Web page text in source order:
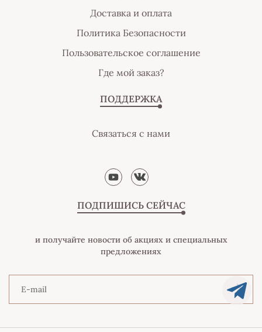
Доставка и оплата
Политика Безопасности
Пользовательское соглашение
Где мой заказ?
ПОДДЕРЖКА
Связаться с нами
ПОДПИШИСЬ СЕЙЧАС
и получайте новости об акциях и специальных
предложениях